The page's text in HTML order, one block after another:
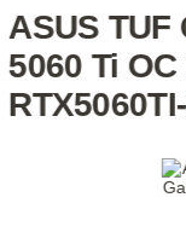
ASUS TUF
5060 Ti